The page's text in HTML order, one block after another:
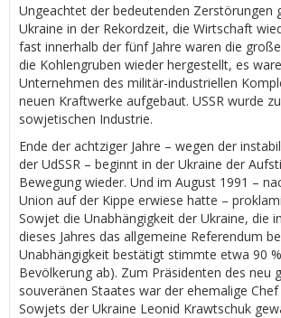
Ungeachtet der bedeutenden Zerstörungen
Ukraine in der Rekordzeit, die Wirtschaft
fast innerhalb der fünf Jahre waren die
die Kohlengruben wieder hergestellt, es
Unternehmen des militär-industriellen
neuen Kraftwerke aufgebaut. USSR wurde
sowjetischen Industrie.
Ende der achtziger Jahre – wegen der
der UdSSR – beginnt in der Ukraine der
Bewegung wieder. Und im August 1991 –
Union auf der Kippe erwiese hatte –
Sowjet die Unabhängigkeit der Ukraine, die
dieses Jahres das allgemeine Referendum
Unabhängigkeit bestätigt stimmte etwa 90
Bevölkerung ab). Zum Präsidenten des neu
souveränen Staates war der ehemalige
Sowjets der Ukraine Leonid Krawtschuk